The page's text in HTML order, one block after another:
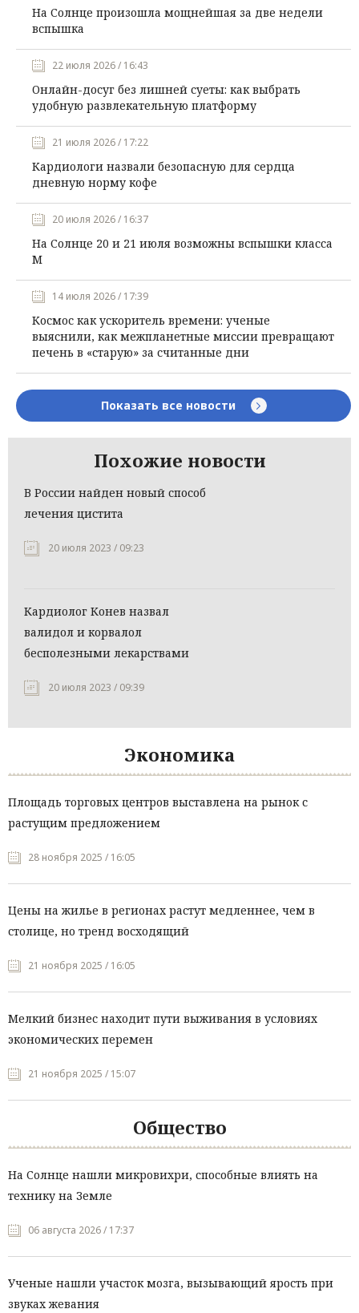
На Солнце произошла мощнейшая за две недели
вспышка
22 июля 2026 / 16:43
Онлайн-досуг без лишней суеты: как выбрать
удобную развлекательную платформу
21 июля 2026 / 17:22
Кардиологи назвали безопасную для сердца
дневную норму кофе
20 июля 2026 / 16:37
На Солнце 20 и 21 июля возможны вспышки класса
М
14 июля 2026 / 17:39
Космос как ускоритель времени: ученые
выяснили, как межпланетные миссии превращают
печень в «старую» за считанные дни
Показать все новости
Похожие новости
В России найден новый способ
лечения цистита
20 июля 2023 / 09:23
Кардиолог Конев назвал
валидол и корвалол
бесполезными лекарствами
20 июля 2023 / 09:39
Экономика
Площадь торговых центров выставлена на рынок с
растущим предложением
28 ноября 2025 / 16:05
Цены на жилье в регионах растут медленнее, чем в
столице, но тренд восходящий
21 ноября 2025 / 16:05
Мелкий бизнес находит пути выживания в условиях
экономических перемен
21 ноября 2025 / 15:07
Общество
На Солнце нашли микровихри, способные влиять на
технику на Земле
06 августа 2026 / 17:37
Ученые нашли участок мозга, вызывающий ярость при
звуках жевания